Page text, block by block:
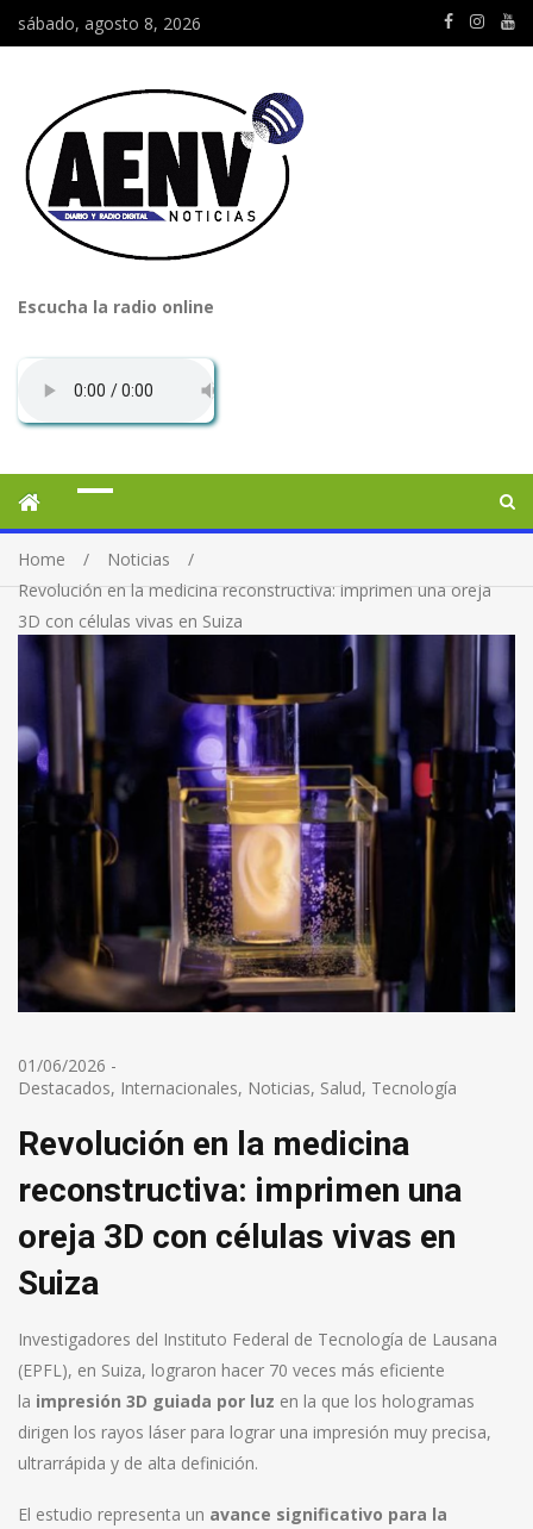
sábado, agosto 8, 2026
Escucha la radio online
Home
Noticias
Revolución en la medicina reconstructiva: imprimen una oreja
3D con células vivas en Suiza
01/06/2026 -
Destacados, Internacionales, Noticias, Salud, Tecnología
Revolución en la medicina
reconstructiva: imprimen una
oreja 3D con células vivas en
Suiza
Investigadores del Instituto Federal de Tecnología de Lausana
(EPFL), en Suiza, lograron hacer 70 veces más eficiente
la impresión 3D guiada por luz en la que los hologramas
dirigen los rayos láser para lograr una impresión muy precisa,
ultrarrápida y de alta definición.
El estudio representa un avance significativo para la